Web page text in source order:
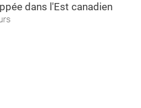
dans l'Est canadien